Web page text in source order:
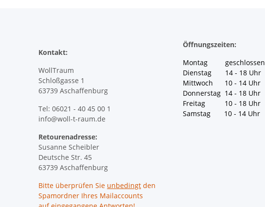
Kontakt:
WollTraum
Schloßgasse 1
63739 Aschaffenburg
Tel: 06021 - 40 45 00 1
info@woll-t-raum.de
Retourenadresse:
Susanne Scheibler
Deutsche Str. 45
63739 Aschaffenburg
Bitte überprüfen Sie unbedingt den
Spamordner Ihres Mailaccounts
Öffnungszeiten:
Montag geschlossen
Dienstag 14 - 18 Uhr
Mittwoch 10 - 14 Uhr
Donnerstag 14 - 18 Uhr
Freitag 10 - 18 Uhr
Samstag 10 - 14 Uhr